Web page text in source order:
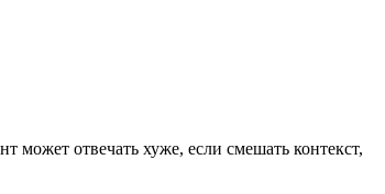
может отвечать хуже, если смешать контекст,